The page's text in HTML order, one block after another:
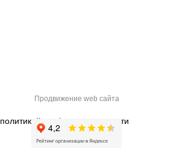
Продвижение web сайта
политикой конфиденциальности